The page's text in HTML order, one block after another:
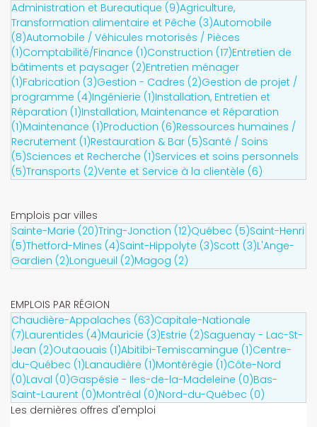
Administration et Bureautique (9)Agriculture,
Transformation alimentaire et Pêche (3)Automobile
(8)Automobile / Véhicules motorisés / Pièces
(1)Comptabilité/Finance (1)Construction (17)Entretien de
bâtiments et paysager (2)Entretien ménager
(1)Fabrication (3)Gestion - Cadres (2)Gestion de projet /
programme (4)Ingénierie (1)Installation, Entretien et
Réparation (1)Installation, Maintenance et Réparation
(1)Maintenance (1)Production (6)Ressources humaines /
Recrutement (1)Restauration & Bar (5)Santé / Soins
(5)Sciences et Recherche (1)Services et soins personnels
(5)Transports (2)Vente et Service à la clientèle (6)
Emplois par villes
Sainte-Marie (20)Tring-Jonction (12)Québec (5)Saint-Henri
(5)Thetford-Mines (4)Saint-Hippolyte (3)Scott (3)L'Ange-
Gardien (2)Longueuil (2)Magog (2)
EMPLOIS PAR RÉGION
Chaudière-Appalaches (63)Capitale-Nationale
(7)Laurentides (4)Mauricie (3)Estrie (2)Saguenay - Lac-St-
Jean (2)Outaouais (1)Abitibi-Temiscamingue (1)Centre-
du-Québec (1)Lanaudière (1)Montérégie (1)Côte-Nord
(0)Laval (0)Gaspésie - Iles-de-la-Madeleine (0)Bas-
Saint-Laurent (0)Montréal (0)Nord-du-Québec (0)
Les dernières offres d'emploi